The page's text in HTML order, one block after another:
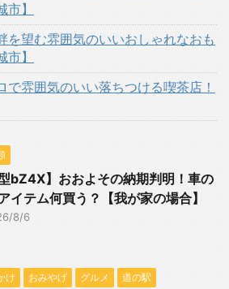
】
を望む雰囲気のいいおしゃれなおも
】
で雰囲気のいい落ちつける喫茶店！
型bZ4X】おおよその納期判明！車の
イテム何買う？【我が家の場合】
8/6
け おみやげ グルメ 道の駅